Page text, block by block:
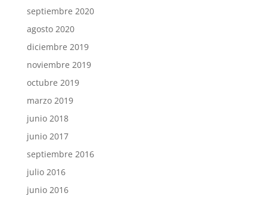
septiembre 2020
agosto 2020
diciembre 2019
noviembre 2019
octubre 2019
marzo 2019
junio 2018
junio 2017
septiembre 2016
julio 2016
junio 2016